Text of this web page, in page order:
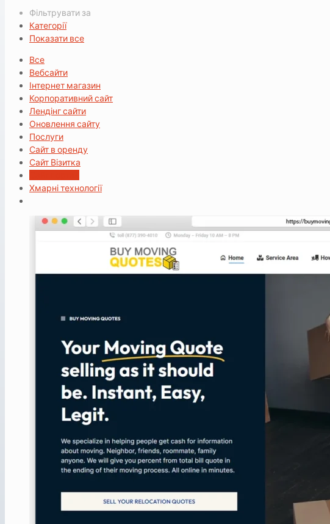
Фільтрувати за
Категорії
Показати все
Все
Вебсайти
Інтернет магазин
Корпоративний сайт
Лендінг сайти
Оновлення сайту
Послуги
Сайт в оренду
Сайт Візитка
Хмарні технології